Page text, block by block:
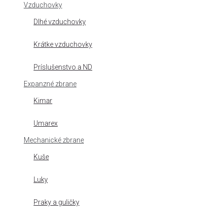
Vzduchovky
Dlhé vzduchovky
Krátke vzduchovky
Príslušenstvo a ND
Expanzné zbrane
Kimar
Umarex
Mechanické zbrane
Kuše
Luky
Praky a guličky